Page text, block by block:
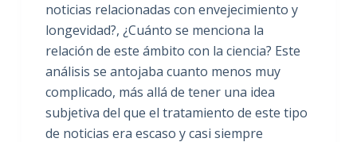
noticias relacionadas con envejecimiento y
longevidad?, ¿Cuánto se menciona la
relación de este ámbito con la ciencia? Este
análisis se antojaba cuanto menos muy
complicado, más allá de tener una idea
subjetiva del que el tratamiento de este tipo
de noticias era escaso y casi siempre